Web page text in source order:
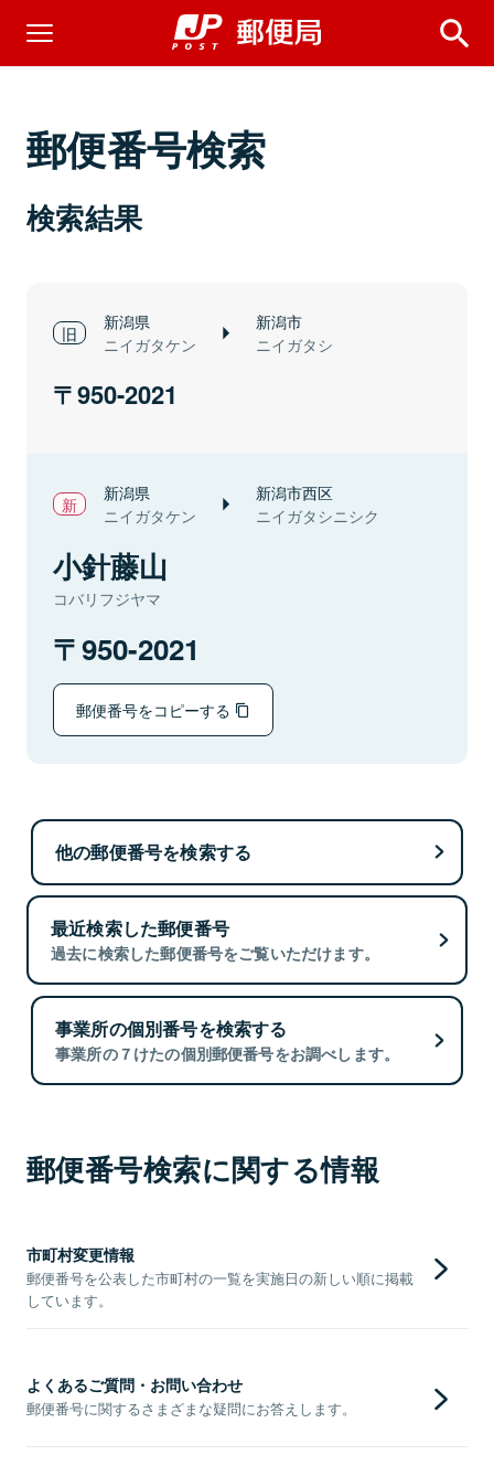
郵便番号検索
検索結果
新潟県
ニイガタケン
新潟市
ニイガタシ
950-2021
新潟県
ニイガタケン
新潟市西区
ニイガタシニシク
小針藤山
コバリフジヤマ
950-2021
郵便番号をコピーする
他の郵便番号を検索する
最近検索した郵便番号
過去に検索した郵便番号をご覧いただけます。
事業所の個別番号を検索する
事業所の７けたの個別郵便番号をお調べします。
郵便番号検索に関する情報
市町村変更情報
郵便番号を公表した市町村の一覧を実施日の新しい順に掲載
しています。
よくあるご質問・お問い合わせ
郵便番号に関するさまざまな疑問にお答えします。